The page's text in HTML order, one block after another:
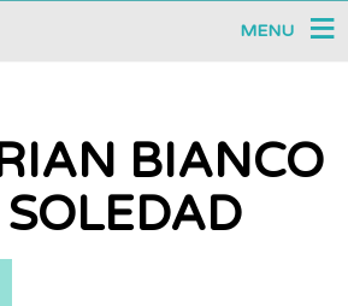
MENU
BIANCO